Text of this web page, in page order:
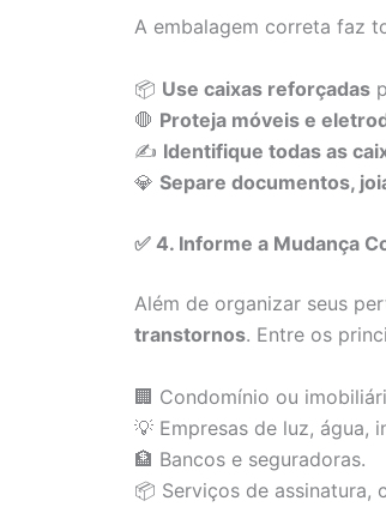
A embalagem correta faz
📦 Use caixas reforçadas
🛑 Proteja móveis e
✍ Identifique todas as
💎 Separe documentos,
✅ 4. Informe a Mudança
Além de organizar seus
transtornos. Entre os
🏢 Condomínio ou
💡 Empresas de luz, água,
🏦 Bancos e seguradoras.
📦 Serviços de assinatura,